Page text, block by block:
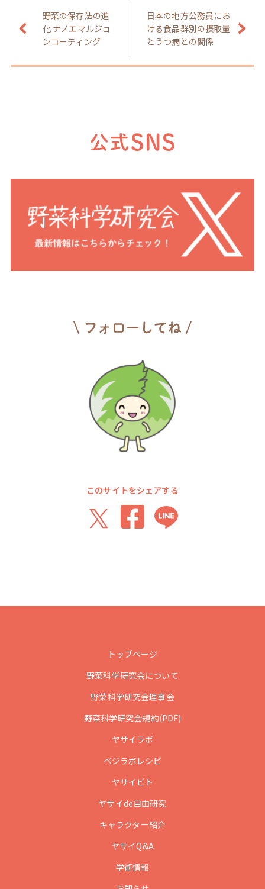
野菜の保存法の進
化 ナノエマルジョ
ンコーティング
日本の地方公務員にお
ける食品群別の摂取量
とうつ病との関係
このサイトをシェアする
トップページ
野菜科学研究会について
野菜科学研究会理事会
野菜科学研究会規約(PDF)
ヤサイラボ
ベジラボレシピ
ヤサイビト
ヤサイde自由研究
キャラクター紹介
ヤサイQ&A
学術情報